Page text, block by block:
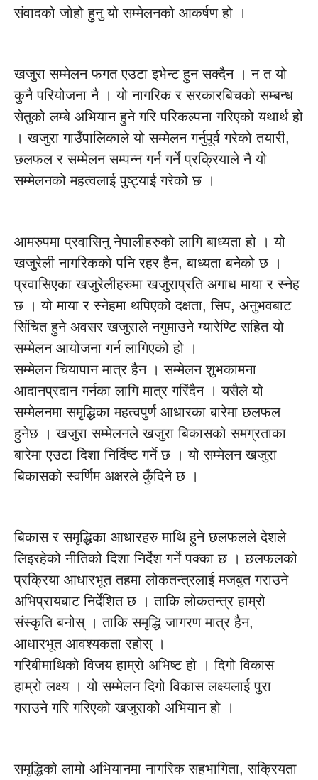
संवादको जोहो हुुनु यो सम्मेलनको आकर्षण हो ।
खजुरा सम्मेलन फगत एउटा इभेन्ट हुन सक्दैन । न त यो
कुनै परियोजना नै । यो नागरिक र सरकारबिचको सम्बन्ध
सेतुको लम्बे अभियान हुने गरि परिकल्पना गरिएको यथार्थ हो
। खजुरा गाउँपालिकाले यो सम्मेलन गर्नुपूर्व गरेको तयारी,
छलफल र सम्मेलन सम्पन्न गर्न गर्ने प्रक्रियाले नै यो
सम्मेलनको महत्वलाई पुष्ट्याई गरेको छ ।
आमरुपमा प्रवासिनु नेपालीहरुको लागि बाध्यता हो । यो
खजुरेली नागरिकको पनि रहर हैन, बाध्यता बनेको छ ।
प्रवासिएका खजुरेलीहरुमा खजुराप्रति अगाध माया र स्नेह
छ । यो माया र स्नेहमा थपिएको दक्षता, सिप, अनुभवबाट
सिंचित हुने अवसर खजुराले नगुमाउने ग्यारेण्टि सहित यो
सम्मेलन आयोजना गर्न लागिएको हो ।
सम्मेलन चियापान मात्र हैन । सम्मेलन शुभकामना
आदानप्रदान गर्नका लागि मात्र गरिंदैन । यसैले यो
सम्मेलनमा समृद्धिका महत्वपुर्ण आधारका बारेमा छलफल
हुनेछ । खजुरा सम्मेलनले खजुरा बिकासको समग्रताका
बारेमा एउटा दिशा निर्दिष्ट गर्ने छ । यो सम्मेलन खजुरा
बिकासको स्वर्णिम अक्षरले कुँदिने छ ।
बिकास र समृद्धिका आधारहरु माथि हुने छलफलले देशले
लिइरहेको नीतिको दिशा निर्देश गर्ने पक्का छ । छलफलको
प्रक्रिया आधारभूत तहमा लोकतन्त्रलाई मजबुत गराउने
अभिप्रायबाट निर्देशित छ । ताकि लोकतन्त्र हाम्रो
संस्कृति बनोस् । ताकि समृद्धि जागरण मात्र हैन,
आधारभूत आवश्यकता रहोस् ।
गरिबीमाथिको विजय हाम्रो अभिष्ट हो । दिगो विकास
हाम्रो लक्ष्य । यो सम्मेलन दिगो विकास लक्ष्यलाई पुरा
गराउने गरि गरिएको खजुराको अभियान हो ।
समृद्धिको लामो अभियानमा नागरिक सहभागिता, सक्रियता